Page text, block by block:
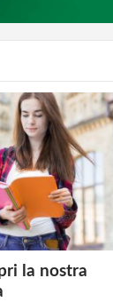
la nostra